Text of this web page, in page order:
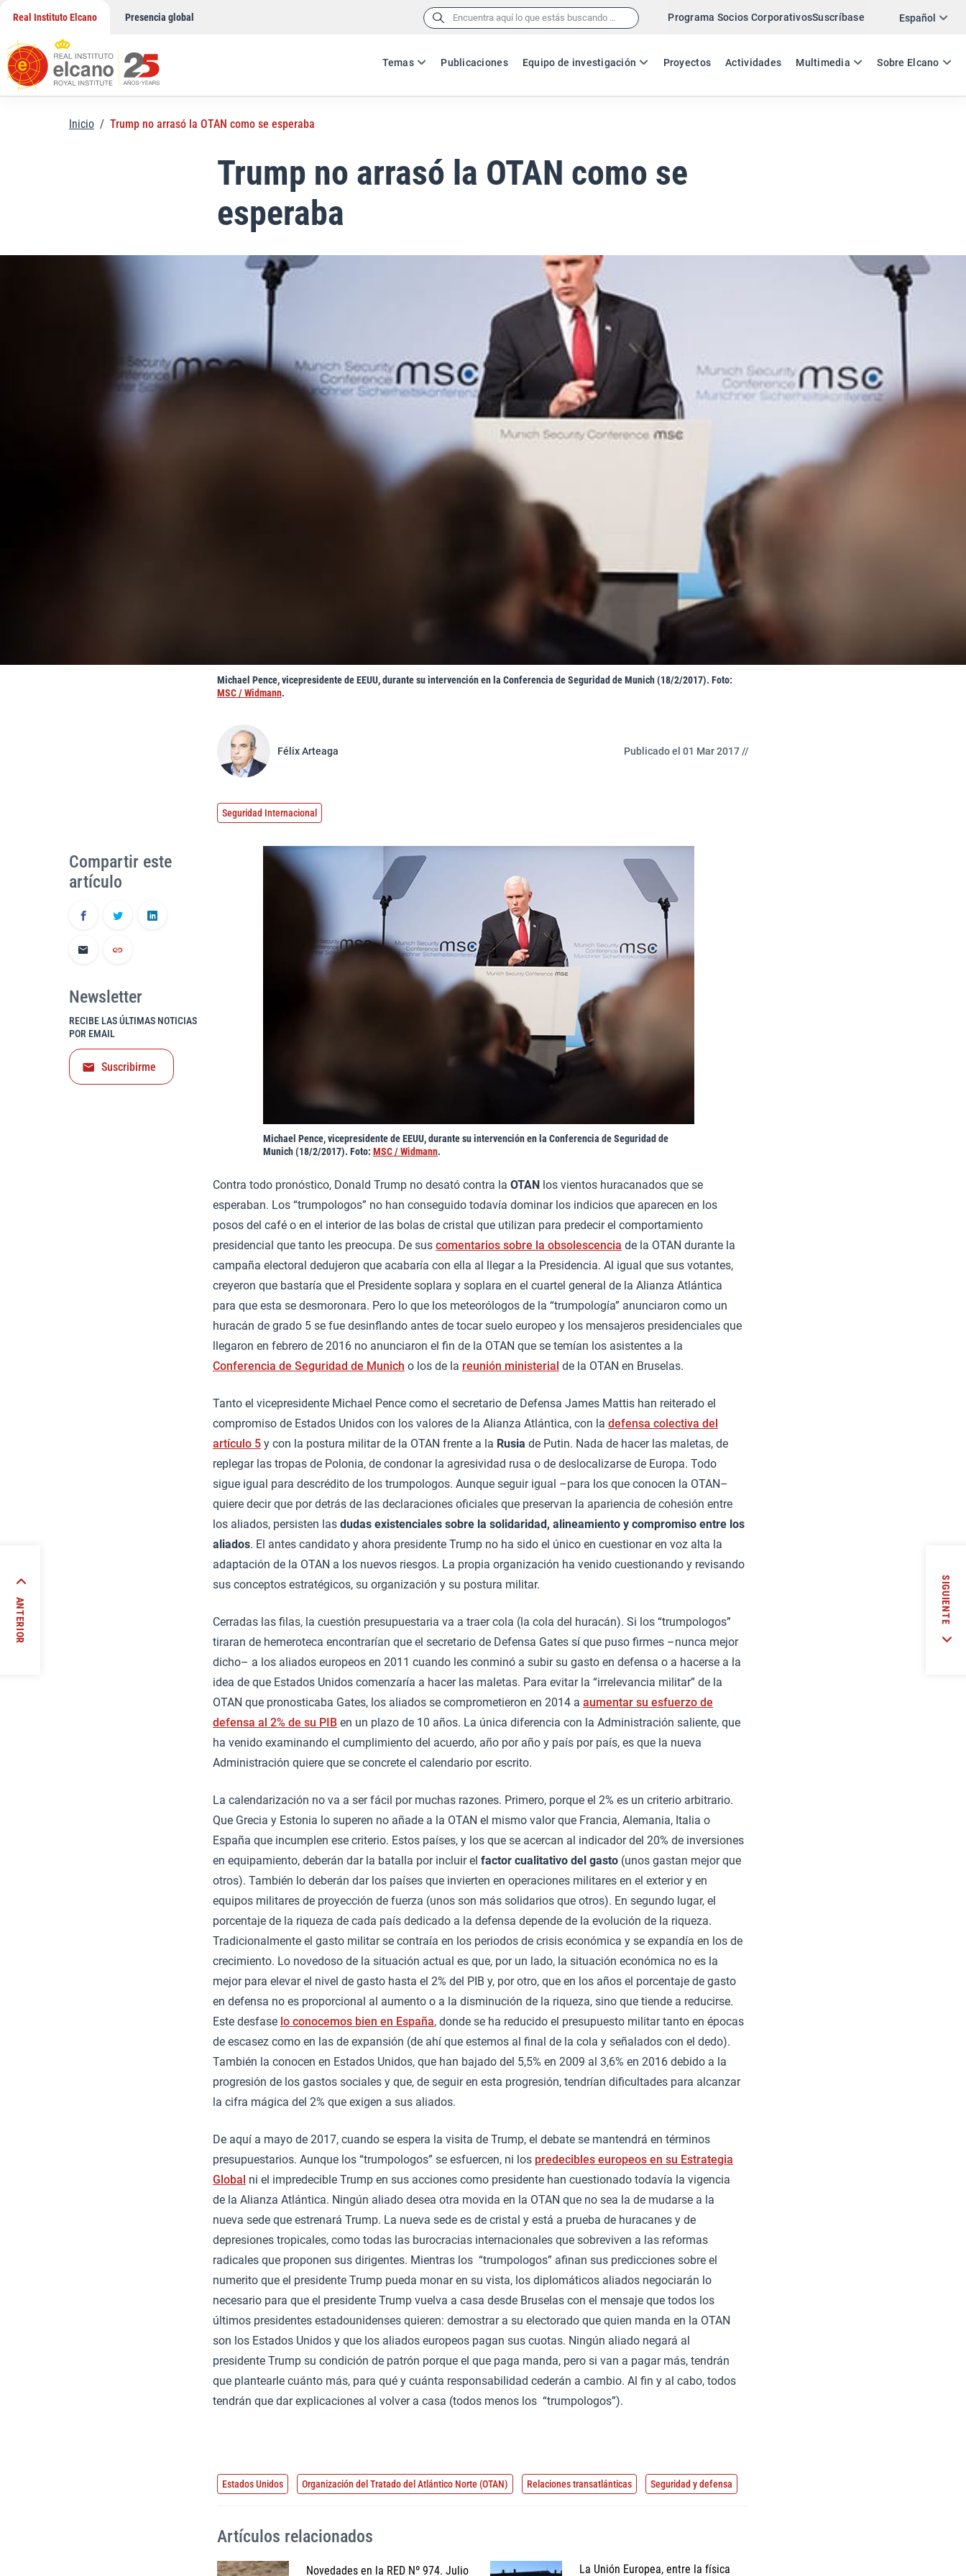
contenido
Real Instituto Elcano Presencia global Buscar: Programa Socios CorporativosSuscríbase Español
ES EN
Temas Publicaciones Equipo de investigación Proyectos Actividades Multimedia Sobre Elcano
Twitter
Inicio / Trump no arrasó la OTAN como se esperaba
Trump no arrasó la OTAN como se
esperaba
Michael Pence, vicepresidente de EEUU, durante su intervención en la Conferencia de Seguridad de Munich (18/2/2017). Foto:
MSC / Widmann.
Félix Arteaga Publicado el 01 Mar 2017 //
Seguridad Internacional
Michael Pence, vicepresidente de EEUU, durante su intervención en la Conferencia de Seguridad de
Munich (18/2/2017). Foto: MSC / Widmann.
Contra todo pronóstico, Donald Trump no desató contra la OTAN los vientos huracanados que se
esperaban. Los “trumpologos” no han conseguido todavía dominar los indicios que aparecen en los
posos del café o en el interior de las bolas de cristal que utilizan para predecir el comportamiento
presidencial que tanto les preocupa. De sus comentarios sobre la obsolescencia de la OTAN durante la
campaña electoral dedujeron que acabaría con ella al llegar a la Presidencia. Al igual que sus votantes,
creyeron que bastaría que el Presidente soplara y soplara en el cuartel general de la Alianza Atlántica
para que esta se desmoronara. Pero lo que los meteorólogos de la “trumpología” anunciaron como un
huracán de grado 5 se fue desinflando antes de tocar suelo europeo y los mensajeros presidenciales que
llegaron en febrero de 2016 no anunciaron el fin de la OTAN que se temían los asistentes a la
Conferencia de Seguridad de Munich o los de la reunión ministerial de la OTAN en Bruselas.
Tanto el vicepresidente Michael Pence como el secretario de Defensa James Mattis han reiterado el
compromiso de Estados Unidos con los valores de la Alianza Atlántica, con la defensa colectiva del
artículo 5 y con la postura militar de la OTAN frente a la Rusia de Putin. Nada de hacer las maletas, de
replegar las tropas de Polonia, de condonar la agresividad rusa o de deslocalizarse de Europa. Todo
sigue igual para descrédito de los trumpologos. Aunque seguir igual –para los que conocen la OTAN–
quiere decir que por detrás de las declaraciones oficiales que preservan la apariencia de cohesión entre
los aliados, persisten las dudas existenciales sobre la solidaridad, alineamiento y compromiso entre los
aliados. El antes candidato y ahora presidente Trump no ha sido el único en cuestionar en voz alta la
adaptación de la OTAN a los nuevos riesgos. La propia organización ha venido cuestionando y revisando
sus conceptos estratégicos, su organización y su postura militar.
Cerradas las filas, la cuestión presupuestaria va a traer cola (la cola del huracán). Si los “trumpologos”
tiraran de hemeroteca encontrarían que el secretario de Defensa Gates sí que puso firmes –nunca mejor
dicho– a los aliados europeos en 2011 cuando les conminó a subir su gasto en defensa o a hacerse a la
idea de que Estados Unidos comenzaría a hacer las maletas. Para evitar la “irrelevancia militar” de la
OTAN que pronosticaba Gates, los aliados se comprometieron en 2014 a aumentar su esfuerzo de
defensa al 2% de su PIB en un plazo de 10 años. La única diferencia con la Administración saliente, que
ha venido examinando el cumplimiento del acuerdo, año por año y país por país, es que la nueva
Administración quiere que se concrete el calendario por escrito.
La calendarización no va a ser fácil por muchas razones. Primero, porque el 2% es un criterio arbitrario.
Que Grecia y Estonia lo superen no añade a la OTAN el mismo valor que Francia, Alemania, Italia o
España que incumplen ese criterio. Estos países, y los que se acercan al indicador del 20% de inversiones
en equipamiento, deberán dar la batalla por incluir el factor cualitativo del gasto (unos gastan mejor que
otros). También lo deberán dar los países que invierten en operaciones militares en el exterior y en
equipos militares de proyección de fuerza (unos son más solidarios que otros). En segundo lugar, el
porcentaje de la riqueza de cada país dedicado a la defensa depende de la evolución de la riqueza.
Tradicionalmente el gasto militar se contraía en los periodos de crisis económica y se expandía en los de
crecimiento. Lo novedoso de la situación actual es que, por un lado, la situación económica no es la
mejor para elevar el nivel de gasto hasta el 2% del PIB y, por otro, que en los años el porcentaje de gasto
en defensa no es proporcional al aumento o a la disminución de la riqueza, sino que tiende a reducirse.
Este desfase lo conocemos bien en España, donde se ha reducido el presupuesto militar tanto en épocas
de escasez como en las de expansión (de ahí que estemos al final de la cola y señalados con el dedo).
También la conocen en Estados Unidos, que han bajado del 5,5% en 2009 al 3,6% en 2016 debido a la
progresión de los gastos sociales y que, de seguir en esta progresión, tendrían dificultades para alcanzar
la cifra mágica del 2% que exigen a sus aliados.
De aquí a mayo de 2017, cuando se espera la visita de Trump, el debate se mantendrá en términos
presupuestarios. Aunque los “trumpologos” se esfuercen, ni los predecibles europeos en su Estrategia
Global ni el impredecible Trump en sus acciones como presidente han cuestionado todavía la vigencia
de la Alianza Atlántica. Ningún aliado desea otra movida en la OTAN que no sea la de mudarse a la
nueva sede que estrenará Trump. La nueva sede es de cristal y está a prueba de huracanes y de
depresiones tropicales, como todas las burocracias internacionales que sobreviven a las reformas
radicales que proponen sus dirigentes. Mientras los “trumpologos” afinan sus predicciones sobre el
numerito que el presidente Trump pueda monar en su vista, los diplomáticos aliados negociarán lo
necesario para que el presidente Trump vuelva a casa desde Bruselas con el mensaje que todos los
últimos presidentes estadounidenses quieren: demostrar a su electorado que quien manda en la OTAN
son los Estados Unidos y que los aliados europeos pagan sus cuotas. Ningún aliado negará al
presidente Trump su condición de patrón porque el que paga manda, pero si van a pagar más, tendrán
que plantearle cuánto más, para qué y cuánta responsabilidad cederán a cambio. Al fin y al cabo, todos
tendrán que dar explicaciones al volver a casa (todos menos los “trumpologos”).
Compartir este
artículo
Newsletter
RECIBE LAS ÚLTIMAS NOTICIAS
POR EMAIL
Suscribirme
Estados Unidos Organización del Tratado del Atlántico Norte (OTAN) Relaciones transatlánticas Seguridad y defensa
Artículos relacionados
Novedades en la RED Nº 974. Julio La Unión Europea, entre la física
ANTERIOR SIGUIENTE